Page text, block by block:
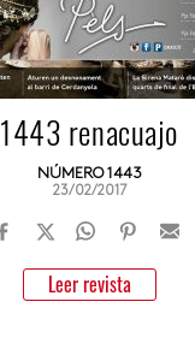
1443 renacuajo
NÚMERO 1443
23/02/2017
Leer revista